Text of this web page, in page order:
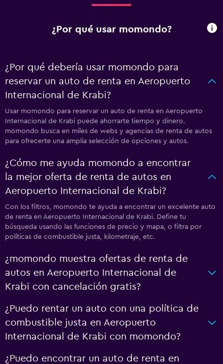
¿Por qué usar momondo?
¿Por qué debería usar momondo para
reservar un auto de renta en Aeropuerto
Internacional de Krabi?
Usar momondo para reservar un auto de renta en Aeropuerto
Internacional de Krabi puede ahorrarte tiempo y dinero.
momondo busca en miles de webs y agencias de renta de autos
para ofrecerte una amplia selección de opciones y autos.
¿Cómo me ayuda momondo a encontrar
la mejor oferta de renta de autos en
Aeropuerto Internacional de Krabi?
Con los filtros, momondo te ayuda a encontrar un excelente auto
de renta en Aeropuerto Internacional de Krabi. Define tu
búsqueda usando las funciones de precio y mapa, o filtra por
políticas de combustible justa, kilometraje, etc.
¿momondo muestra ofertas de renta de
autos en Aeropuerto Internacional de
Krabi con cancelación gratis?
¿Puedo rentar un auto con una política de
combustible justa en Aeropuerto
Internacional de Krabi con momondo?
¿Puedo encontrar un auto de renta en